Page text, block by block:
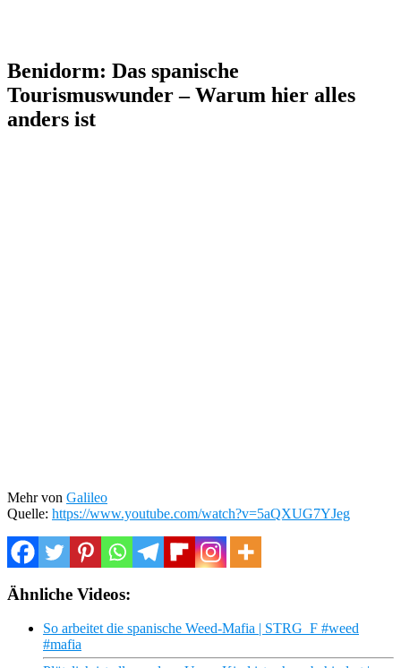
Benidorm: Das spanische
Tourismuswunder – Warum hier alles
anders ist
Mehr von Galileo
Quelle: https://www.youtube.com/watch?v=5aQXUG7YJeg
Ähnliche Videos:
So arbeitet die spanische Weed-Mafia | STRG_F #weed
#mafia